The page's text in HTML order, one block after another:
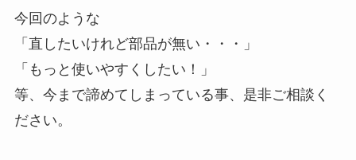
今回のような
「直したいけれど部品が無い・・・」
「もっと使いやすくしたい！」
等、今まで諦めてしまっている事、是非ご相談く
ださい。